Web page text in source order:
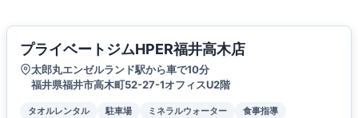
プライベートジムHPER福井高木店
太郎丸エンゼルランド駅から車で10分
福井県福井市高木町52-27-1オフィスU2階
タオルレンタル 駐車場 ミネラルウォーター
食事指導